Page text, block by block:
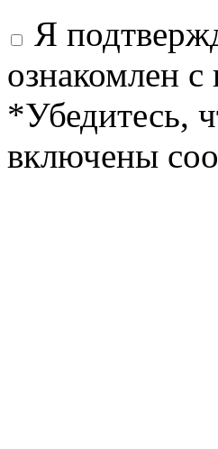
Я
ознакомлен с
*Убедитесь,
включены